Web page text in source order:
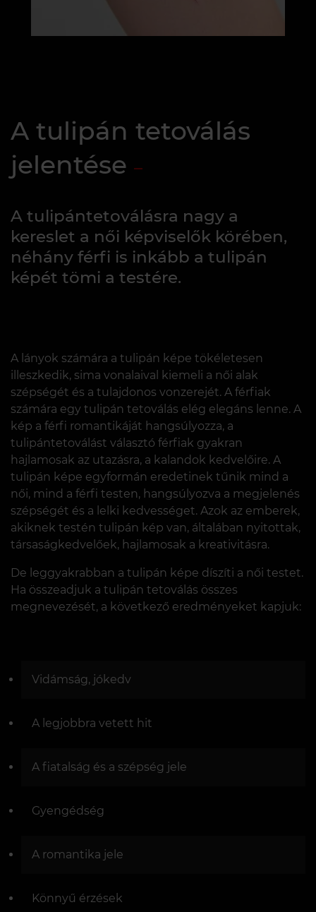
A tulipán tetoválás
jelentése
A tulipántetoválásra nagy a
kereslet a női képviselők körében,
néhány férfi is inkább a tulipán
képét tömi a testére.
A lányok számára a tulipán képe tökéletesen
illeszkedik, sima vonalaival kiemeli a női alak
szépségét és a tulajdonos vonzerejét. A férfiak
számára egy tulipán tetoválás elég elegáns lenne. A
kép a férfi romantikáját hangsúlyozza, a
tulipántetoválást választó férfiak gyakran
hajlamosak az utazásra, a kalandok kedvelőire. A
tulipán képe egyformán eredetinek tűnik mind a
női, mind a férfi testen, hangsúlyozva a megjelenés
szépségét és a lelki kedvességet. Azok az emberek,
akiknek testén tulipán kép van, általában nyitottak,
társaságkedvelőek, hajlamosak a kreativitásra.
De leggyakrabban a tulipán képe díszíti a női testet.
Ha összeadjuk a tulipán tetoválás összes
megnevezését, a következő eredményeket kapjuk:
Vidámság, jókedv
A legjobbra vetett hit
A fiatalság és a szépség jele
Gyengédség
A romantika jele
Könnyű érzések